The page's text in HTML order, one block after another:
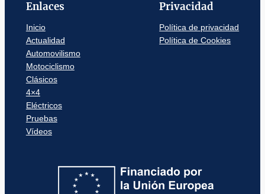
Enlaces
Inicio
Actualidad
Automovilismo
Motociclismo
Clásicos
4×4
Eléctricos
Pruebas
Vídeos
Privacidad
Política de privacidad
Política de Cookies